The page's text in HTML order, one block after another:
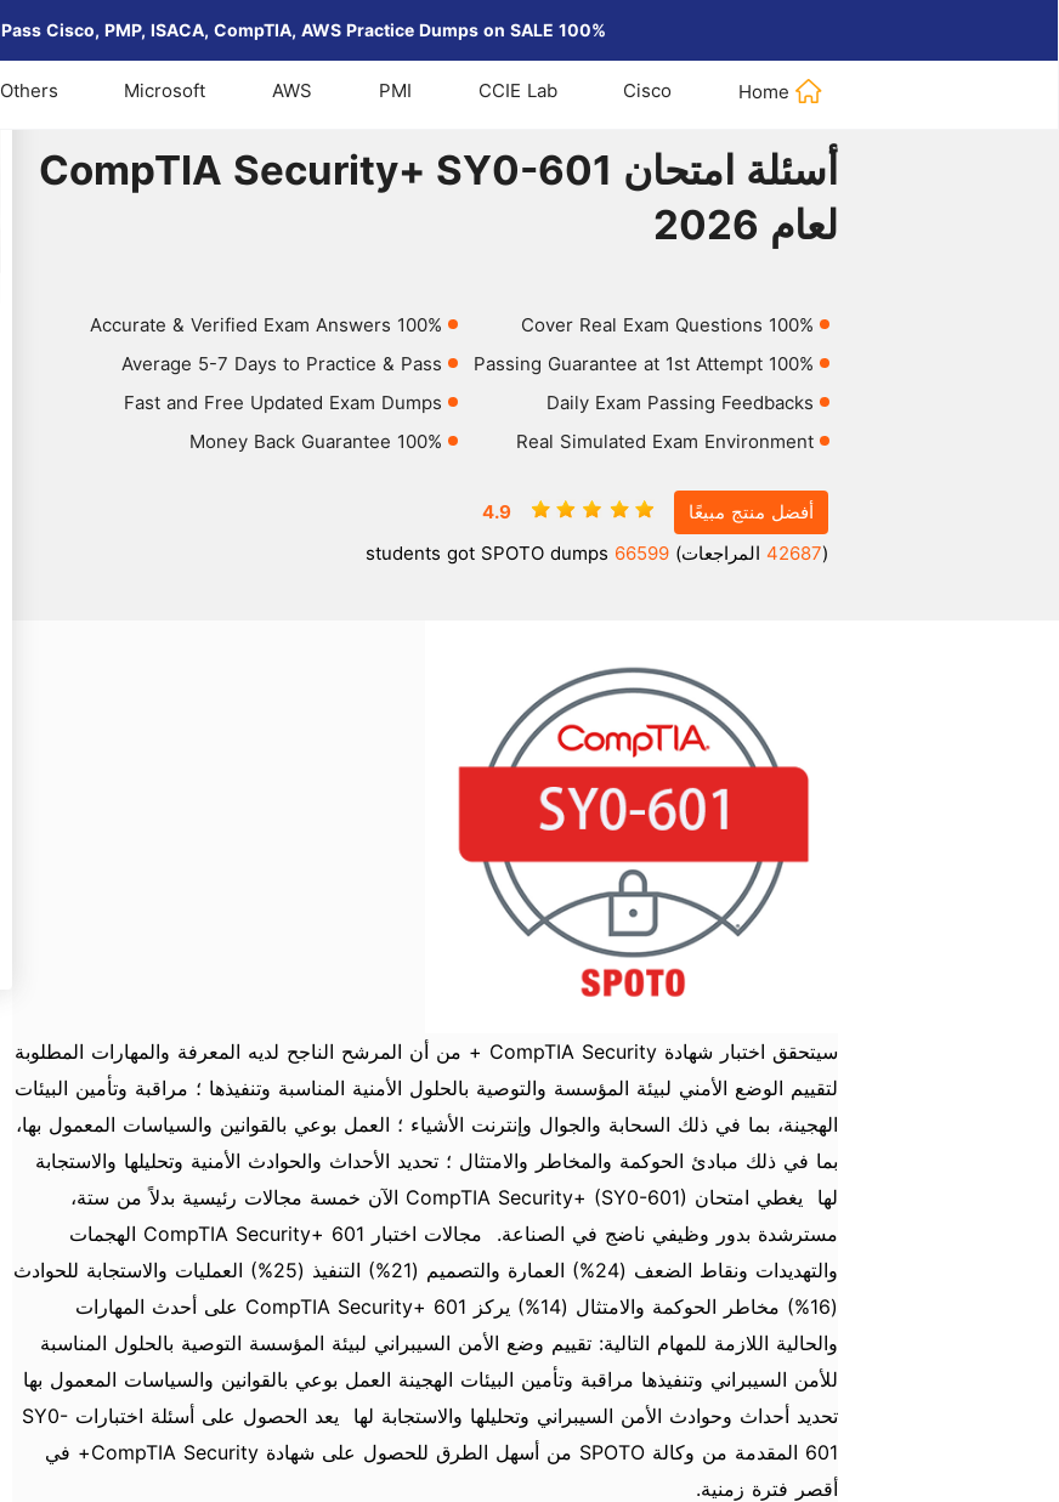
100% Pass Cisco, PMP, ISACA, CompTIA, AWS Practice Dumps on SALE!
Home
Cisco
CCIE Lab
PMI
AWS
Microsoft
Others Home > CompTIA
> أسئلة امتحان CompTIA Security+ SY0-601 لعام 2026
أسئلة امتحان CompTIA Security+ SY0-601
لعام 2026
أفضل منتج مبيعًا
4.9
(
42687 المراجعات)
سيتحقق اختبار شهادة CompTIA Security + من أن المرشح الناجح لديه المعرفة والمهارات المطلوبة
لتقييم الوضع الأمني لبيئة المؤسسة والتوصية بالحلول الأمنية المناسبة وتنفيذها ؛ مراقبة وتأمين البيئات
الهجينة، بما في ذلك السحابة والجوال وإنترنت الأشياء ؛ العمل بوعي بالقوانين والسياسات المعمول بها،
بما في ذلك مبادئ الحوكمة والمخاطر والامتثال ؛ تحديد الأحداث والحوادث الأمنية وتحليلها والاستجابة
لها يغطي امتحان CompTIA Security+ (SY0-601) الآن خمسة مجالات رئيسية بدلاً من ستة،
مسترشدة بدور وظيفي ناضج في الصناعة. مجالات اختبار CompTIA Security+ 601 الهجمات
والتهديدات ونقاط الضعف (24%) العمارة والتصميم (21%) التنفيذ (25%) العمليات والاستجابة للحوادث
(16%) مخاطر الحوكمة والامتثال (14%) يركز CompTIA Security+ 601 على أحدث المهارات
والحالية اللازمة للمهام التالية: تقييم وضع الأمن السيبراني لبيئة المؤسسة التوصية بالحلول المناسبة
للأمن السيبراني وتنفيذها مراقبة وتأمين البيئات الهجينة العمل بوعي بالقوانين والسياسات المعمول بها
تحديد أحداث وحوادث الأمن السيبراني وتحليلها والاستجابة لها يعد الحصول على أسئلة اختبارات SY0-
601 المقدمة من وكالة SPOTO من أسهل الطرق للحصول على شهادة CompTIA Security+ في
أقصر فترة زمنية.